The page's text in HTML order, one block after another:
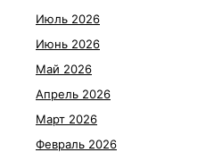
Июль 2026
Июнь 2026
Май 2026
Апрель 2026
Март 2026
Февраль 2026